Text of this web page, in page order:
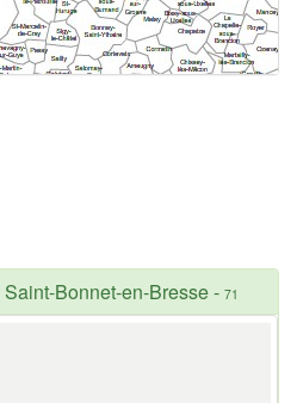
Bonnet-en-Bresse- 71